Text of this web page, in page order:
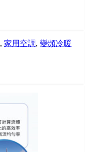
, 家用空調, 變頻冷暖